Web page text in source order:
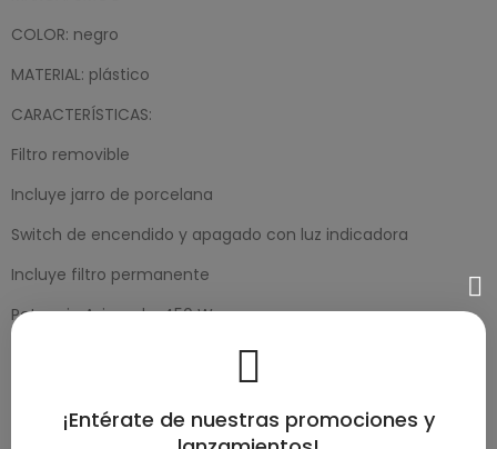
COLOR: negro
MATERIAL: plástico
CARACTERÍSTICAS:
Filtro removible
Incluye jarro de porcelana
Switch de encendido y apagado con luz indicadora
Incluye filtro permanente
Potencia Asignada: 450 W
0.15 litros
¡Entérate de nuestras promociones y